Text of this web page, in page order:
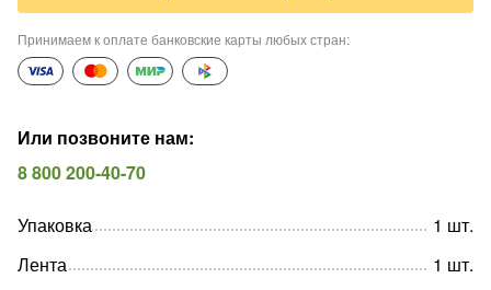
Принимаем к оплате банковские карты любых стран:
Или позвоните нам:
8 800 200-40-70
Упаковка 1 шт.
Лента
1 шт.